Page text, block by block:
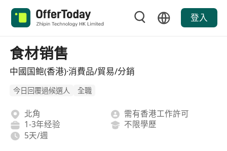
登入
食材销售
中國国鲍(香港)·消費品/貿易/分銷
今日回覆過候選人 全職
北角
需有香港工作許可
1-3年经验
不限學歷
5天/週